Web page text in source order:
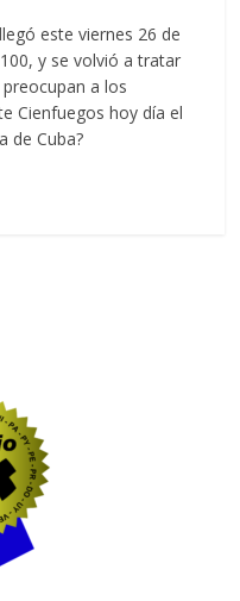
este viernes 26 de
y se volvió a tratar
a los
Cienfuegos hoy día el
de Cuba?